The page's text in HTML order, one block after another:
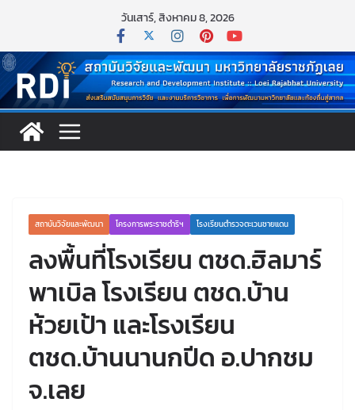
วันเสาร์, สิงหาคม 8, 2026
สถาบันวิจัยและพัฒนา โครงการพระราชดำริฯ โรงเรียนตำรวจตะเวนชายแดน
ลงพื้นที่โรงเรียน ตชด.ฮิลมาร์
พาเบิล โรงเรียน ตชด.บ้าน
ห้วยเป้า และโรงเรียน
ตชด.บ้านนานกปีด อ.ปากชม
จ.เลย